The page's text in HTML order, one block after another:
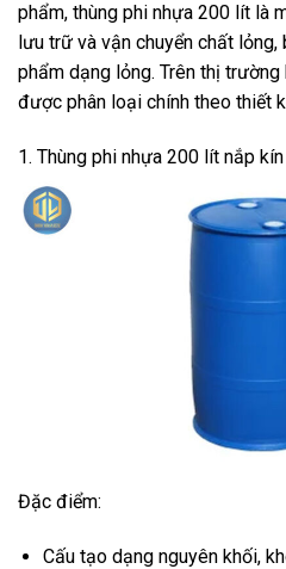
phẩm, thùng phi nhựa 200 lít là
lưu trữ và vận chuyển chất
phẩm dạng lỏng. Trên thị trường
được phân loại chính theo thiết
1. Thùng phi nhựa 200 lít nắp kín
Đặc điểm:
Cấu tạo dạng nguyên khối,